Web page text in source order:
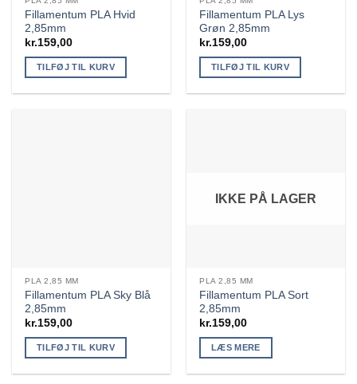
Fillamentum PLA Hvid
2,85mm
kr.159,00
TILFØJ TIL KURV
Fillamentum PLA Lys
Grøn 2,85mm
kr.159,00
TILFØJ TIL KURV
PLA 2,85 MM
Fillamentum PLA Sky Blå
2,85mm
kr.159,00
TILFØJ TIL KURV
IKKE PÅ LAGER
PLA 2,85 MM
Fillamentum PLA Sort
2,85mm
kr.159,00
LÆS MERE